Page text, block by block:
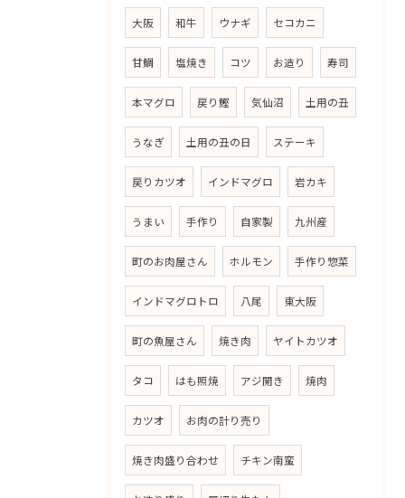
大阪 和牛 ウナギ セコカニ
甘鯛 塩焼き コツ お造り 寿司
本マグロ 戻り鰹 気仙沼 土用の丑
うなぎ 土用の丑の日 ステーキ
戻りカツオ インドマグロ 岩カキ
うまい 手作り 自家製 九州産
町のお肉屋さん ホルモン 手作り惣菜
インドマグロトロ 八尾 東大阪
町の魚屋さん 焼き肉 ヤイトカツオ
タコ はも照焼 アジ開き 焼肉
カツオ お肉の計り売り
焼き肉盛り合わせ チキン南蛮